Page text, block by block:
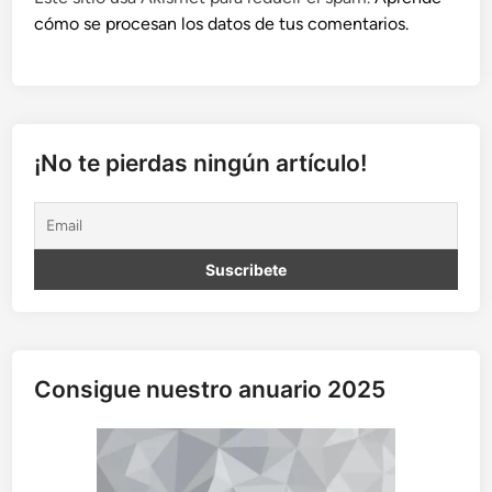
cómo se procesan los datos de tus comentarios.
¡No te pierdas ningún artículo!
Consigue nuestro anuario 2025